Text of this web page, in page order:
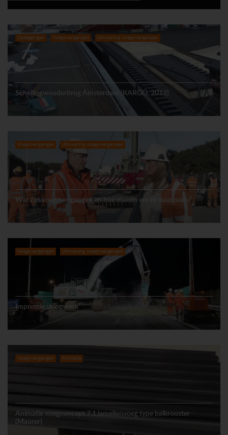
Opleggingen Voegovergangen Uitvoering voegovergangen
Schellingwouderbrug Amsterdam (KARGO, 2012)
Voegovergangen Uitvoering voegovergangen
Wat zijn voegovergangen en hoe maken we ze duurzaam?
Voegovergangen Uitvoering voegovergangen
Impressie sloopwerk
Voegovergangen Animatie
Animatie voegconcept 7.1 lamellenvoeg type balkrooster
(Maurer)